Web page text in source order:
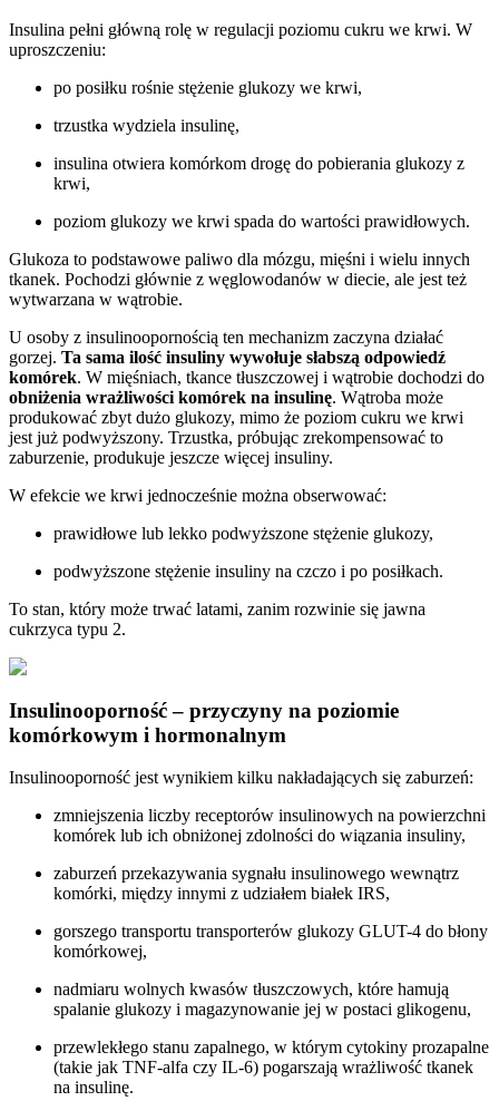
Insulina pełni główną rolę w regulacji poziomu cukru we krwi. W
uproszczeniu:
po posiłku rośnie stężenie glukozy we krwi,
trzustka wydziela insulinę,
insulina otwiera komórkom drogę do pobierania glukozy z
krwi,
poziom glukozy we krwi spada do wartości prawidłowych.
Glukoza to podstawowe paliwo dla mózgu, mięśni i wielu innych
tkanek. Pochodzi głównie z węglowodanów w diecie, ale jest też
wytwarzana w wątrobie.
U osoby z insulinoopornością ten mechanizm zaczyna działać
gorzej. Ta sama ilość insuliny wywołuje słabszą odpowiedź
komórek. W mięśniach, tkance tłuszczowej i wątrobie dochodzi do
obniżenia wrażliwości komórek na insulinę. Wątroba może
produkować zbyt dużo glukozy, mimo że poziom cukru we krwi
jest już podwyższony. Trzustka, próbując zrekompensować to
zaburzenie, produkuje jeszcze więcej insuliny.
W efekcie we krwi jednocześnie można obserwować:
prawidłowe lub lekko podwyższone stężenie glukozy,
podwyższone stężenie insuliny na czczo i po posiłkach.
To stan, który może trwać latami, zanim rozwinie się jawna
cukrzyca typu 2.
Insulinooporność – przyczyny na poziomie
komórkowym i hormonalnym
Insulinooporność jest wynikiem kilku nakładających się zaburzeń:
zmniejszenia liczby receptorów insulinowych na powierzchni
komórek lub ich obniżonej zdolności do wiązania insuliny,
zaburzeń przekazywania sygnału insulinowego wewnątrz
komórki, między innymi z udziałem białek IRS,
gorszego transportu transporterów glukozy GLUT-4 do błony
komórkowej,
nadmiaru wolnych kwasów tłuszczowych, które hamują
spalanie glukozy i magazynowanie jej w postaci glikogenu,
przewlekłego stanu zapalnego, w którym cytokiny prozapalne
(takie jak TNF-alfa czy IL-6) pogarszają wrażliwość tkanek
na insulinę.